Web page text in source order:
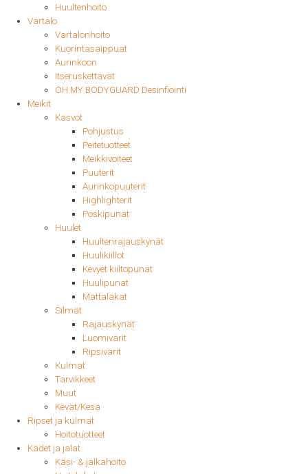
Huultenhoito
Vartalo
Vartalonhoito
Kuorintasaippuat
Aurinkoon
Itseruskettavat
OH MY BODYGUARD Desinfiointi
Meikit
Kasvot
Pohjustus
Peitetuotteet
Meikkivoiteet
Puuterit
Aurinkopuuterit
Highlighterit
Poskipunat
Huulet
Huultenrajauskynät
Huulikiillot
Kevyet kiiltopunat
Huulipunat
Mattalakat
Silmät
Rajauskynät
Luomivärit
Ripsivärit
Kulmat
Tarvikkeet
Muut
Kevät/Kesä
Ripset ja kulmat
Hoitotuotteet
Kädet ja jalat
Käsi- & jalkahoito